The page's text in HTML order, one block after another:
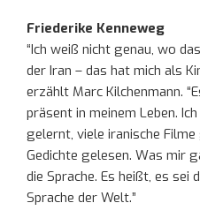
Friederike Kenneweg
“Ich weiß nicht genau, wo
der Iran – das hat mich als
erzählt Marc Kilchenmann.
präsent in meinem Leben.
gelernt, viele iranische
Gedichte gelesen. Was mir
die Sprache. Es heißt, es sei
Sprache der Welt.”